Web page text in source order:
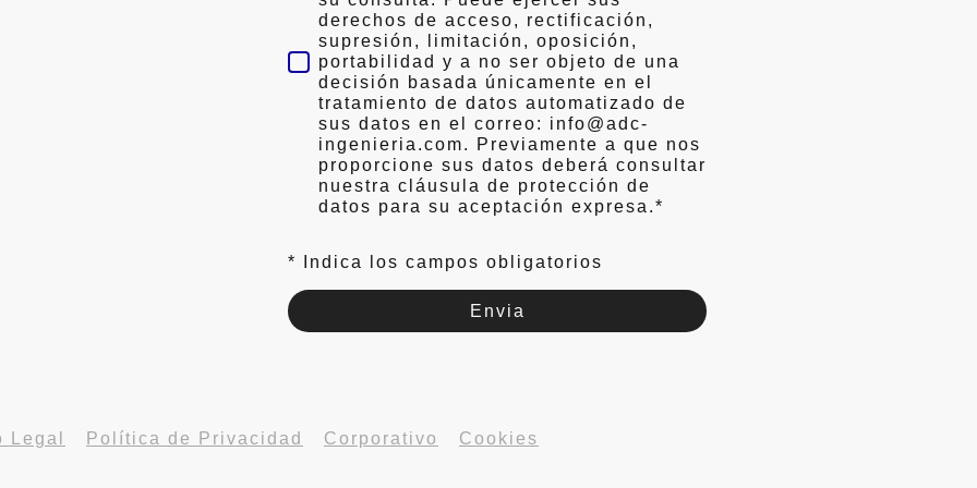
derechos de acceso, rectificación,
supresión, limitación, oposición,
portabilidad y a no ser objeto de una
decisión basada únicamente en el
tratamiento de datos automatizado de
sus datos en el correo: info@adc-
ingenieria.com. Previamente a que nos
proporcione sus datos deberá consultar
nuestra cláusula de protección de
datos para su aceptación expresa.*
* Indica los campos obligatorios
Envia
Legal Política de Privacidad Corporativo Cookies